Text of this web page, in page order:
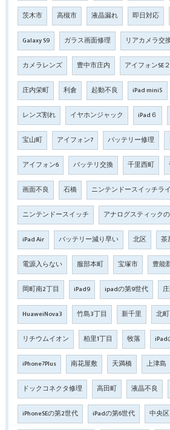
茨木市 高槻市 液晶漏れ 即日対応
Galaxy S9 ガラス画面修理 リアカメラ交
カメラレンズ 豊中市庄内 アイフォンSE２
庄内栄町 利倉 起動不良 iPad mini5
レンズ割れ イヤホンジャック iPad６
宝山町 アイフォン7 バッテリー修理
アイフォン6 バッテリ交換 千里西町
画面不良 石橋 ニンテンドースイッチラ
ニンテンドースイッチ アナログスティック
iPad Air バッテリー減り早い 北区 茶
電源入らない 服部本町 宝塚市 豊能
岡町南2丁目 iPad9 ipadの第9世代
HuaweiNova3 竹島3丁目 新千里 北町
リチウムイオン 柏里1丁目 牧落 iPad
iPhone7Plus 南花屋敷 天満橋 上津島
ドックコネクタ修理 高田町 液晶不良
iPhoneSEの第2世代 iPadの第6世代 中央区